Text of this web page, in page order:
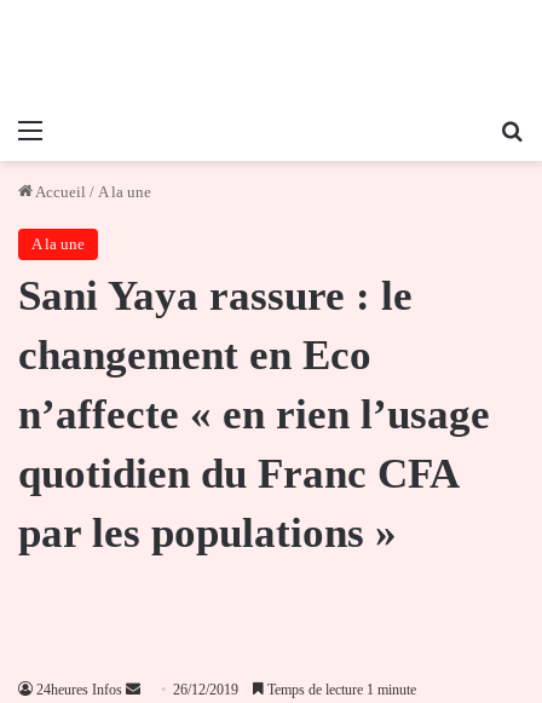
Menu
Accueil / A la une
A la une
Sani Yaya rassure : le
changement en Eco
n’affecte « en rien l’usage
quotidien du Franc CFA
par les populations »
24heures Infos
Envoyer26/12/2019 Temps de lecture 1 minute